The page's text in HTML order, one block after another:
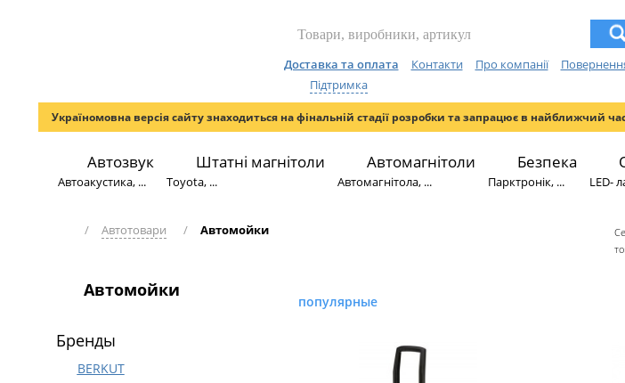
Доставка та оплата Контакти Про компанії
Підтримка
Україномовна версія сайту знаходиться на фінальній стадії розробки та запрацює в найближчий
Автозвук
Автоакустика, ...
Штатні магнітоли
Toyota, ...
Автомагнітоли
Автомагнітола, ...
Безпека
Парктронік, ... LED-
/ Автотовари / Автомойки
Автомойки
Бренды
BERKUT
популярные